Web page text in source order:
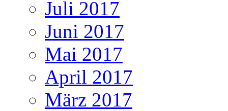
Juli 2017
Juni 2017
Mai 2017
April 2017
März 2017